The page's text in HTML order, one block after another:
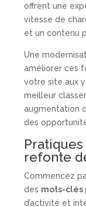
offrent une
vitesse de
et un contenu
Une
améliorer ces
votre site aux
meilleur
augmentation
des
refonte
Commencez
des mots-clés
d’activité et